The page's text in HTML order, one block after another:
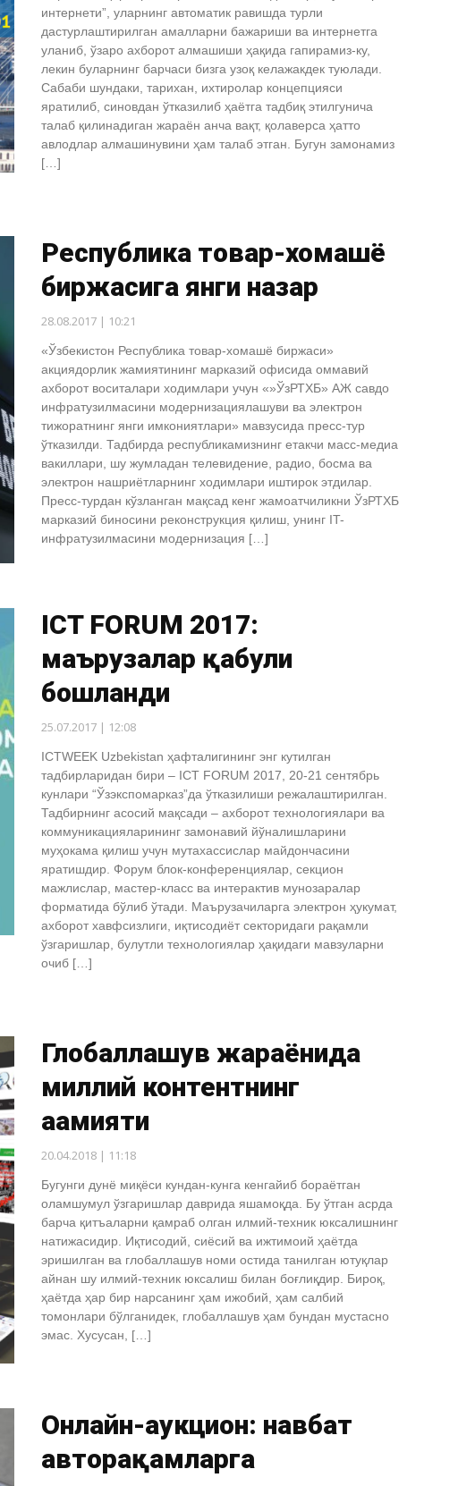
интернети”, уларнинг автоматик равишда турли
дастурлаштирилган амалларни бажариши ва интернетга
уланиб, ўзаро ахборот алмашиши ҳақида гапирамиз-ку,
лекин буларнинг барчаси бизга узоқ келажакдек туюлади.
Сабаби шундаки, тарихан, ихтиролар концепцияси
яратилиб, синовдан ўтказилиб ҳаётга тадбиқ этилгунича
талаб қилинадиган жараён анча вақт, қолаверса ҳатто
авлодлар алмашинувини ҳам талаб этган. Бугун замонамиз
[…]
Республика товар-хомашё
биржасига янги назар
28.08.2017 | 10:21
«Ўзбекистон Республика товар-хомашё биржаси»
акциядорлик жамиятининг марказий офисида оммавий
ахборот воситалари ходимлари учун «»ЎзРТХБ» АЖ савдо
инфратузилмасини модернизациялашуви ва электрон
тижоратнинг янги имкониятлари» мавзусида пресс-тур
ўтказилди. Тадбирда республикамизнинг етакчи масс-медиа
вакиллари, шу жумладан телевидение, радио, босма ва
электрон нашриётларнинг ходимлари иштирок этдилар.
Пресс-турдан кўзланган мақсад кенг жамоатчиликни ЎзРТХБ
марказий биносини реконструкция қилиш, унинг IT-
инфратузилмасини модернизация […]
ICT FORUM 2017:
маърузалар қабули
бошланди
25.07.2017 | 12:08
ICTWEEK Uzbekistan ҳафталигининг энг кутилган
тадбирларидан бири – ICT FORUM 2017, 20-21 сентябрь
кунлари “Ўзэкспомарказ”да ўтказилиши режалаштирилган.
Тадбирнинг асосий мақсади – ахборот технологиялари ва
коммуникацияларининг замонавий йўналишларини
муҳокама қилиш учун мутахассислар майдончасини
яратишдир. Форум блок-конференциялар, секцион
мажлислар, мастер-класс ва интерактив мунозаралар
форматида бўлиб ўтади. Маърузачиларга электрон ҳукумат,
ахборот хавфсизлиги, иқтисодиёт секторидаги рақамли
ўзгаришлар, булутли технологиялар ҳақидаги мавзуларни
очиб […]
Глобаллашув жараёнида
миллий контентнинг
аҳамияти
20.04.2018 | 11:18
Бугунги дунё миқёси кундан-кунга кенгайиб бораётган
оламшумул ўзгаришлар даврида яшамоқда. Бу ўтган асрда
барча қитъаларни қамраб олган илмий-техник юксалишнинг
натижасидир. Иқтисодий, сиёсий ва ижтимоий ҳаётда
эришилган ва глобаллашув номи остида танилган ютуқлар
айнан шу илмий-техник юксалиш билан боғлиқдир. Бироқ,
ҳаётда ҳар бир нарсанинг ҳам ижобий, ҳам салбий
томонлари бўлганидек, глобаллашув ҳам бундан мустасно
эмас. Хусусан, […]
Онлайн-аукцион: навбат
авторақамларга